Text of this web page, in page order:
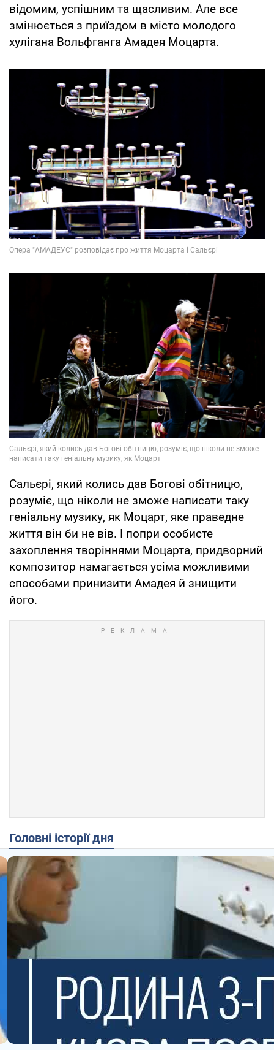
відомим, успішним та щасливим. Але все
змінюється з приїздом в місто молодого
хулігана Вольфганга Амадея Моцарта.
Сальєрі, який колись дав Богові обітницю,
розуміє, що ніколи не зможе написати таку
геніальну музику, як Моцарт, яке праведне
життя він би не вів. І попри особисте
захоплення творіннями Моцарта, придворний
композитор намагається усіма можливими
способами принизити Амадея й знищити
його.
Головні історії дня